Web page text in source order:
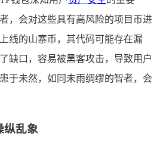
，会对这些具有高风险的项目币进
线的山寨币，其代码可能存在漏
缺口，容易被黑客攻击，导致用户
于未然，如同未雨绸缪的智者，会
纵乱象